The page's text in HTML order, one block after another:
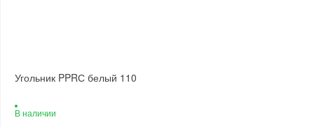
Угольник PPRС белый 110
В наличии